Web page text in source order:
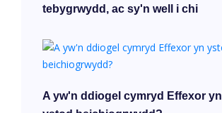
tebygrwydd, ac sy'n well i chi
A yw'n ddiogel cymryd Effexor yn